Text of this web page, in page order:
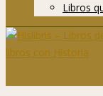
Libros